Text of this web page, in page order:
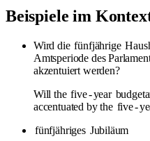
Beispiele im
Wird die fünfjährige
Amtsperiode des
akzentuiert werden?
Will the five-year
accentuated by the five-
fünfjähriges Jubiläum